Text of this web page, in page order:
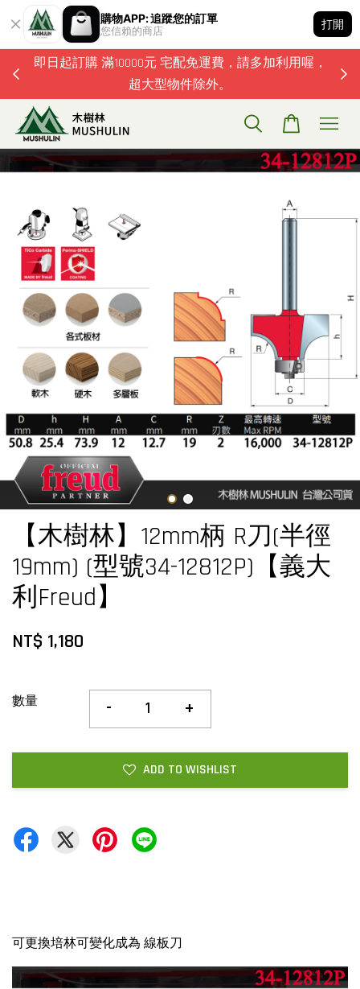
購物APP: 追蹤您的訂單
您信賴的商店
打開
即日起訂購 滿10000元 宅配免運費，請多加利用喔，
超大型物件除外。
【木樹林】12mm柄 R刀(半徑
19mm) (型號34-12812P)【義大
利Freud】
NT$ 1,180
數量 - +
ADD TO WISHLIST
可更換培林可變化成為 線板刀